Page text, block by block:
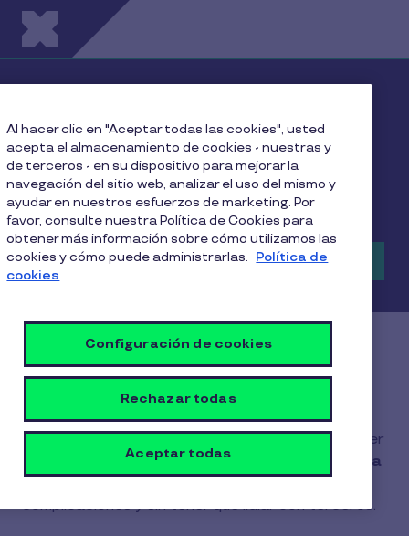
Pasar al contenido principal
clientes con Pluxee
¡Afíliate 100% online y comienza a recibir pagos
Pluxee Alimentación y Beca JUNAEB BAES!
Afilia tu comercio acá
Soluciones Pluxee para tu
negocio
Gracias a nuestro proceso100% online, cualquier
comercio puedeunirse de forma simple, rápida
complicaciones y sin tener que lidiar con terceros.
Al hacer clic en "Aceptar todas las cookies", usted
acepta el almacenamiento de cookies - nuestras y
de terceros - en su dispositivo para mejorar la
navegación del sitio web, analizar el uso del mismo y
ayudar en nuestros esfuerzos de marketing. Por
favor, consulte nuestra Política de Cookies para
obtener más información sobre cómo utilizamos las
cookies y cómo puede administrarlas. Política de
cookies
Configuración de cookies
Rechazar todas
Aceptar todas